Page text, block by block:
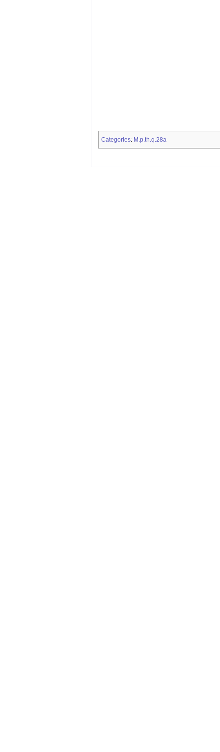
Categories: M.p.th.q.28a